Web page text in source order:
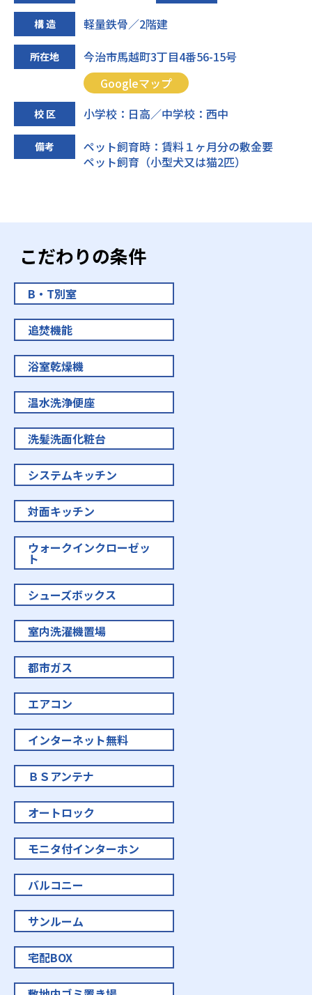
構 造 軽量鉄骨／2階建
所在地
今治市馬越町3丁目4番56-15号
Googleマップ
校 区 小学校：日高／中学校：西中
備考
ペット飼育時：賃料１ヶ月分の敷金要
ペット飼育（小型犬又は猫2匹）
こだわりの条件
B・T別室
追焚機能
浴室乾燥機
温水洗浄便座
洗髪洗面化粧台
システムキッチン
対面キッチン
ウォークインクローゼッ
ト
シューズボックス
室内洗濯機置場
都市ガス
エアコン
インターネット無料
ＢＳアンテナ
オートロック
モニタ付インターホン
バルコニー
サンルーム
宅配BOX